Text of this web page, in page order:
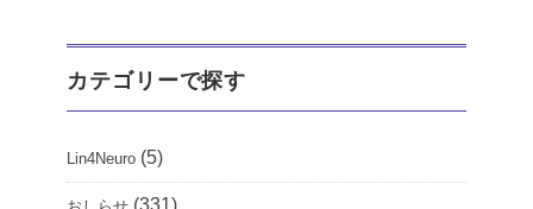
カテゴリーで探す
Lin4Neuro (5)